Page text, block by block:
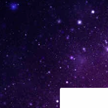
معالجات تطبيقية